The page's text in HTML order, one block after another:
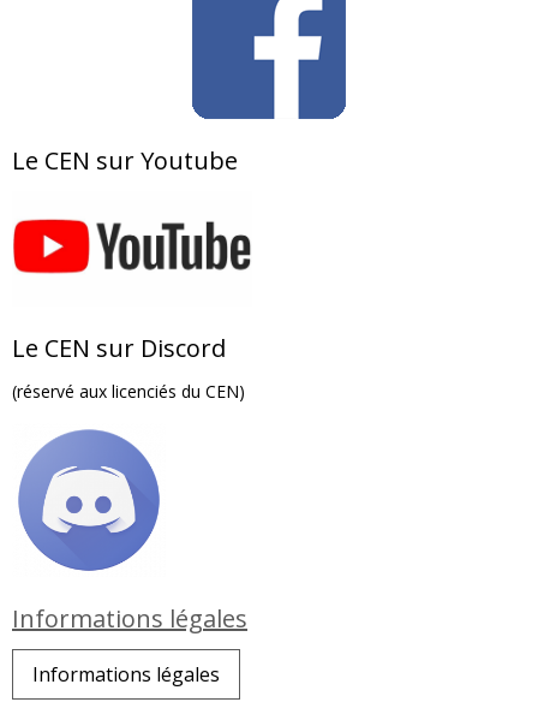
Le CEN sur Youtube
Le CEN sur Discord
(réservé aux licenciés du CEN)
Informations légales
Informations légales